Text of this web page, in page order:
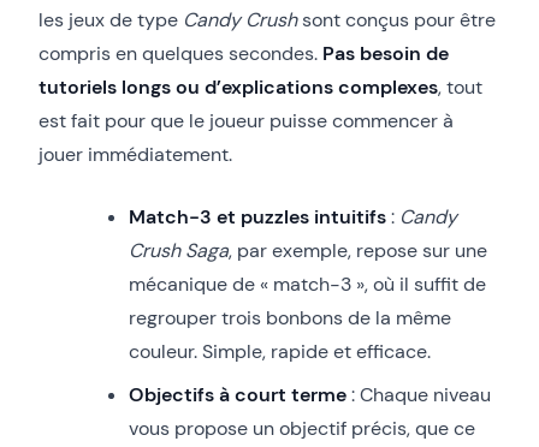
les jeux de type Candy Crushsont conçus pour être
compris en quelques secondes. Pas besoin de
tutoriels longs ou d’explications complexes, tout
est fait pour que le joueur puisse commencer à
jouer immédiatement.
Match-3 et puzzles intuitifs: Candy
Crush Saga, par exemple, repose sur une
mécanique de « match-3 », où il suffit de
regrouper trois bonbons de la même
couleur. Simple, rapide et efficace.
Objectifs à court terme: Chaque niveau
vous propose un objectif précis, que ce